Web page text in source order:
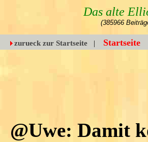
Das alte
(385966
zurueck zur Startseite | Startseite
@Uwe: Damit